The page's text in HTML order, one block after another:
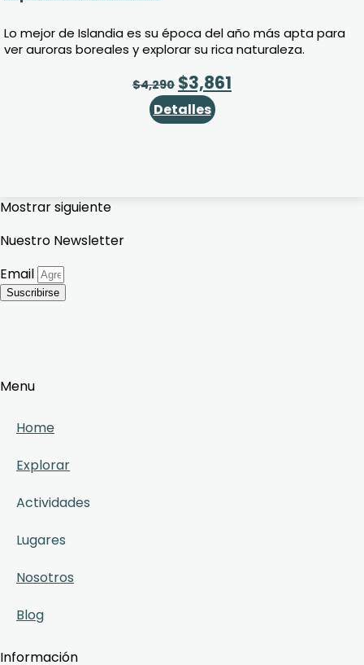
Lo mejor de Islandia es su época del año más apta para
ver auroras boreales y explorar su rica naturaleza.
$4,290 $3,861
Detalles
Mostrar siguiente
Nuestro Newsletter
Email
Suscribirse
Menu
Home
Explorar
Actividades
Lugares
Nosotros
Blog
Información